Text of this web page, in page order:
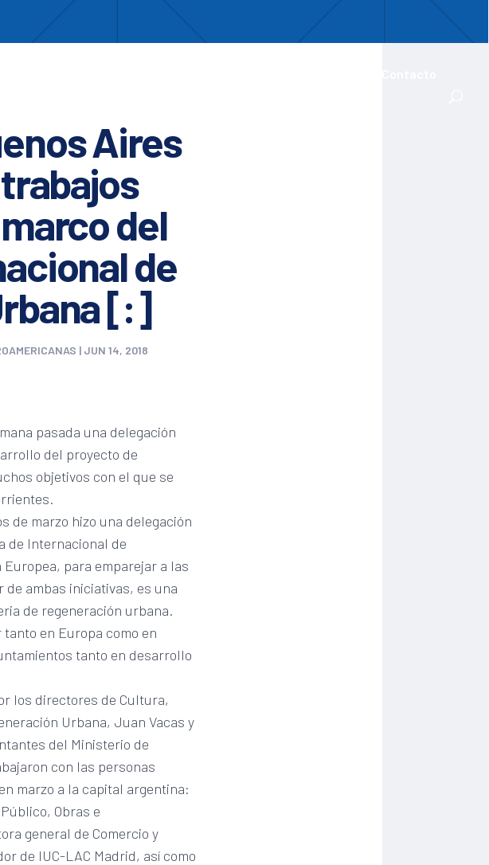
Aires
del
de
[:]
| JUN 14, 2018
pasada una delegación
del proyecto de
objetivos con el que se
de marzo hizo una delegación
de Internacional de
para emparejar a las
ambas iniciativas, es una
de regeneración urbana.
en Europa como en
tanto en desarrollo
los directores de Cultura,
Urbana, Juan Vacas y
del Ministerio de
con las personas
marzo a la capital argentina:
Obras e
general de Comercio y
de IUC-LAC Madrid, así como